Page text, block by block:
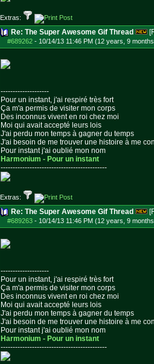
Extras:
Re: The Super Awesome Gif Thread
#689262 - 10/14/13 11:46 PM (12 years, 9 months
--------------------
Pour un instant, j'ai respiré très fort
Ça m'a permis de visiter mon corps
Des inconnus vivent en roi chez moi
Moi qui avait accepté leurs lois
J'ai perdu mon temps à gagner du temps
J'ai besoin de me trouver une histoire à me
Pour instant j'ai oublié mon nom
Harmonium - Pour un instant
--------------------------------------------
Extras:
Re: The Super Awesome Gif Thread
#689263 - 10/14/13 11:46 PM (12 years, 9 months
--------------------
Pour un instant, j'ai respiré très fort
Ça m'a permis de visiter mon corps
Des inconnus vivent en roi chez moi
Moi qui avait accepté leurs lois
J'ai perdu mon temps à gagner du temps
J'ai besoin de me trouver une histoire à me
Pour instant j'ai oublié mon nom
Harmonium - Pour un instant
--------------------------------------------